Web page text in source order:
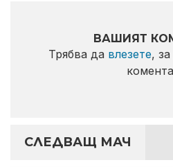
ВАШИЯТ
Трябва да влезете,
СЛЕДВАЩ МАЧ